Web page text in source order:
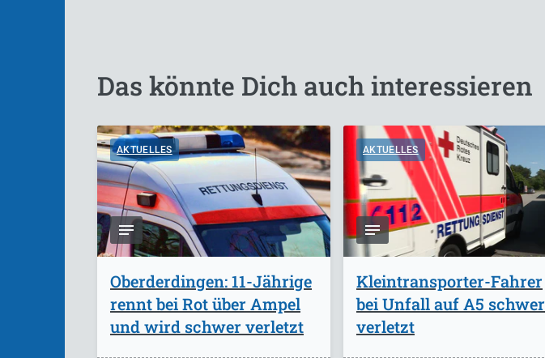
Das könnte Dich auch interessieren
AKTUELLES
Oberderdingen: 11-Jährige
rennt bei Rot über Ampel
und wird schwer verletzt
AKTUELLES
Kleintransporter-Fahrer
bei Unfall auf A5 schwer
verletzt